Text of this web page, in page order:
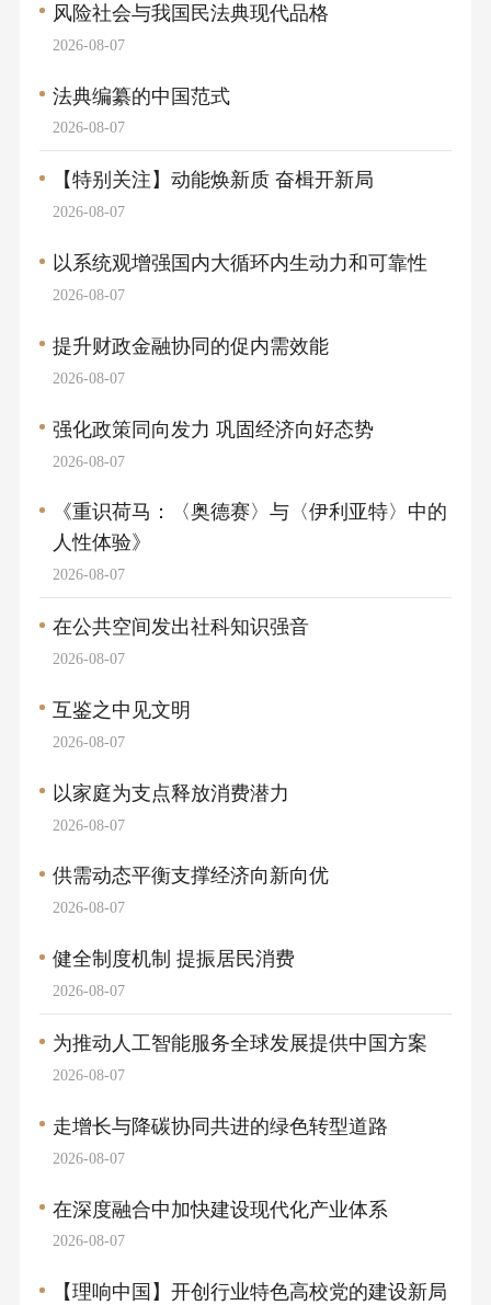
2026-08-07
风险社会与我国民法典现代品格
2026-08-07
法典编纂的中国范式
2026-08-07
【特别关注】动能焕新质 奋楫开新局
2026-08-07
以系统观增强国内大循环内生动力和可靠性
2026-08-07
提升财政金融协同的促内需效能
2026-08-07
强化政策同向发力 巩固经济向好态势
2026-08-07
《重识荷马：〈奥德赛〉与〈伊利亚特〉中的
人性体验》
2026-08-07
在公共空间发出社科知识强音
2026-08-07
互鉴之中见文明
2026-08-07
以家庭为支点释放消费潜力
2026-08-07
供需动态平衡支撑经济向新向优
2026-08-07
健全制度机制 提振居民消费
2026-08-07
为推动人工智能服务全球发展提供中国方案
2026-08-07
走增长与降碳协同共进的绿色转型道路
2026-08-07
在深度融合中加快建设现代化产业体系
【理响中国】开创行业特色高校党的建设新局